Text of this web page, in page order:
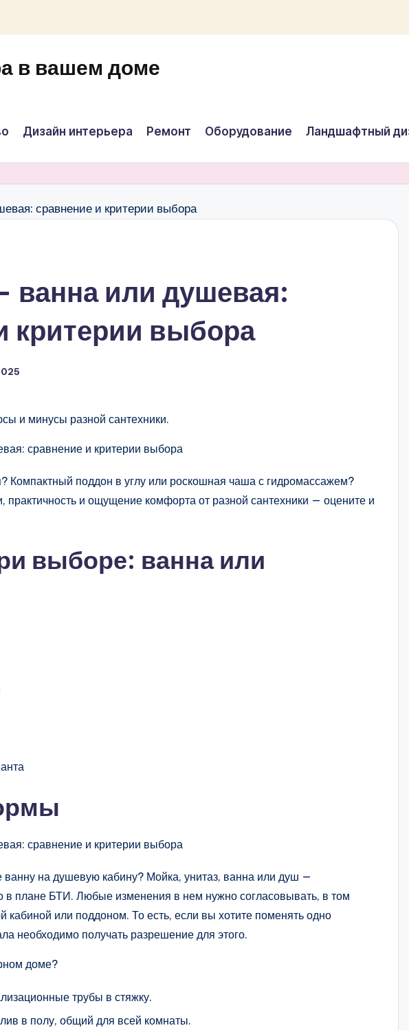
в вашем доме
Дизайн интерьера Ремонт Оборудование Ландшафтный
ванна или душевая:
критерии выбора
и минусы разной сантехники.
Компактный поддон в углу или роскошная чаша с гидромассажем?
практичность и ощущение комфорта от разной сантехники — оцените и
выборе: ванна или
на душевую кабину? Мойка, унитаз, ванна или душ —
в плане БТИ. Любые изменения в нем нужно согласовывать, в том
или поддоном. То есть, если вы хотите поменять одно
необходимо получать разрешение для этого.
доме?
трубы в стяжку.
в полу, общий для всей комнаты.